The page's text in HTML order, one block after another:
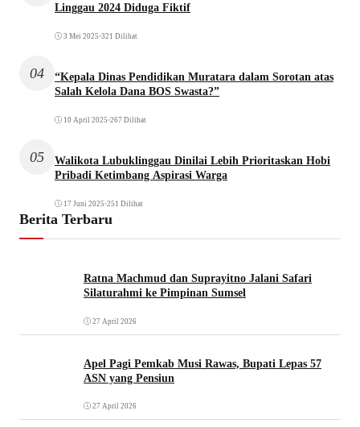
Linggau 2024 Diduga Fiktif
3 Mei 2025 •321 Dilihat
04
“Kepala Dinas Pendidikan Muratara dalam Sorotan atas
Salah Kelola Dana BOS Swasta?”
10 April 2025 •267 Dilihat
05
Walikota Lubuklinggau Dinilai Lebih Prioritaskan Hobi
Pribadi Ketimbang Aspirasi Warga
17 Juni 2025 •251 Dilihat
Berita Terbaru
Ratna Machmud dan Suprayitno Jalani Safari
Silaturahmi ke Pimpinan Sumsel
27 April 2026
Apel Pagi Pemkab Musi Rawas, Bupati Lepas 57
ASN yang Pensiun
27 April 2026